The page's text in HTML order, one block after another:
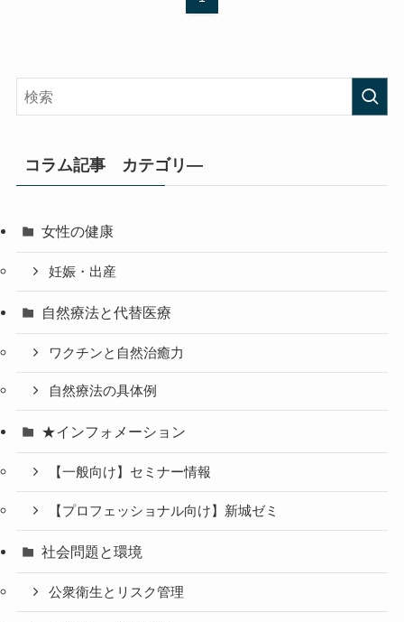
コラム記事 カテゴリ―
女性の健康
妊娠・出産
自然療法と代替医療
ワクチンと自然治癒力
自然療法の具体例
★インフォメーション
【一般向け】セミナー情報
【プロフェッショナル向け】新城ゼミ
社会問題と環境
公衆衛生とリスク管理